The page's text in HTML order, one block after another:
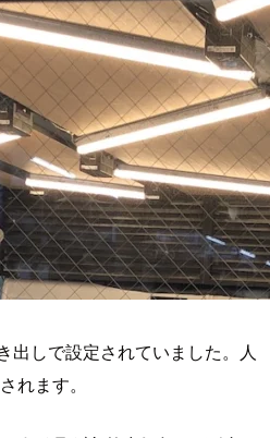
出しで設定されていました。人
れます。